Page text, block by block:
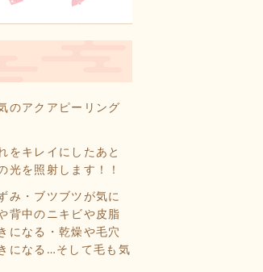
のアクアピーリング
をキレイにしたあと
光を照射します！！
み・ブツブツが気に
背中のニキビや皮脂
になる・乾燥や毛穴
になる…そして毛も気